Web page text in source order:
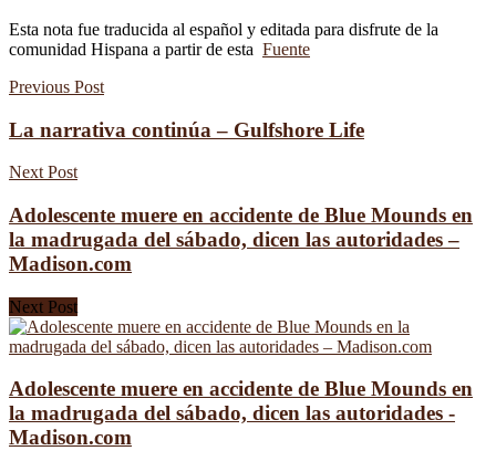
Esta nota fue traducida al español y editada para disfrute de la
comunidad Hispana a partir de esta Fuente
Previous Post
La narrativa continúa – Gulfshore Life
Next Post
Adolescente muere en accidente de Blue Mounds en
la madrugada del sábado, dicen las autoridades –
Madison.com
Next Post
Adolescente muere en accidente de Blue Mounds en
la madrugada del sábado, dicen las autoridades -
Madison.com